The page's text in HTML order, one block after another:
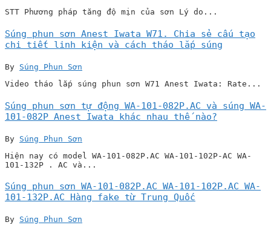
STT Phương pháp tăng độ mịn của sơn Lý do...
Súng phun sơn Anest Iwata W71. Chia sẻ cấu tạo
chi tiết linh kiện và cách tháo lắp súng
By Súng Phun Sơn
Video tháo lắp súng phun sơn W71 Anest Iwata: Rate...
Súng phun sơn tự động WA-101-082P.AC và súng WA-
101-082P Anest Iwata khác nhau thế nào?
By Súng Phun Sơn
Hiện nay có model WA-101-082P.AC WA-101-102P-AC WA-
101-132P . AC và...
Súng phun sơn WA-101-082P.AC WA-101-102P.AC WA-
101-132P.AC Hàng fake từ Trung Quốc
By Súng Phun Sơn